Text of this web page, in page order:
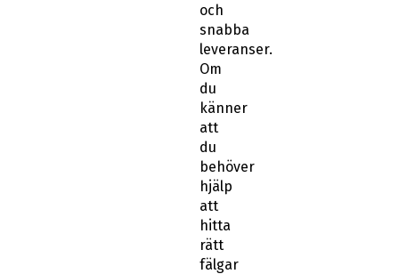
och
snabba
leveranser.
Om
du
känner
att
du
behöver
hjälp
att
hitta
rätt
fälgar